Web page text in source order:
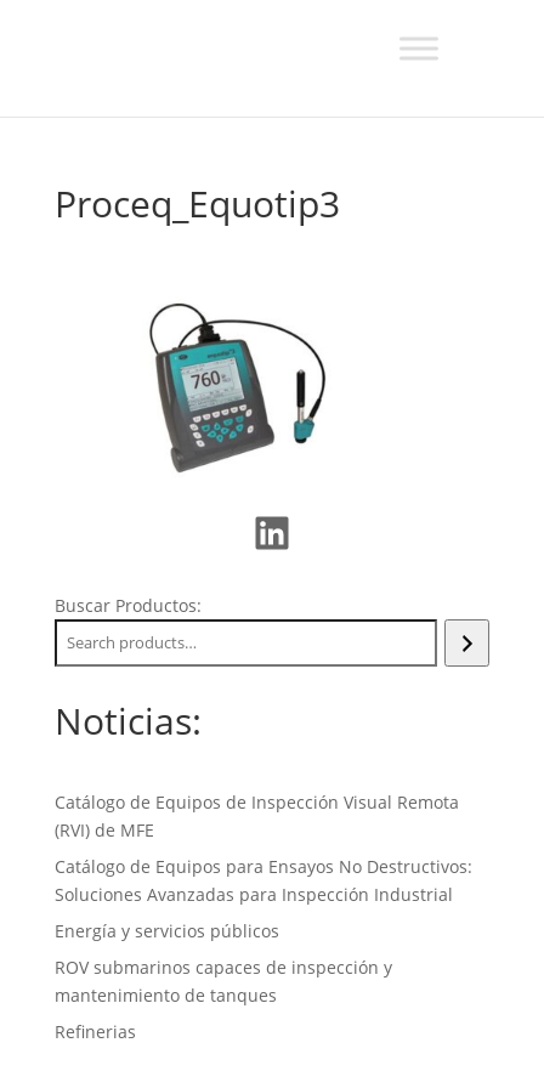
Proceq_Equotip3
LinkedIn
Buscar Productos:
Noticias:
Catálogo de Equipos de Inspección Visual Remota
(RVI) de MFE
Catálogo de Equipos para Ensayos No Destructivos:
Soluciones Avanzadas para Inspección Industrial
Energía y servicios públicos
ROV submarinos capaces de inspección y
mantenimiento de tanques
Refinerias